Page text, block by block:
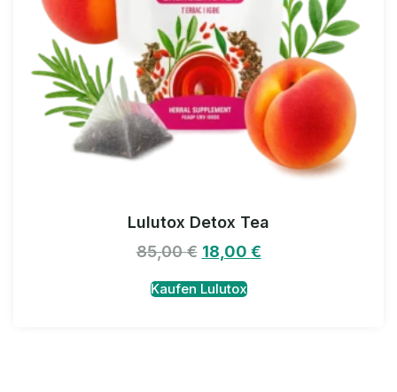
Lulutox Detox Tea
85,00€ 18,00 €
Kaufen Lulutox